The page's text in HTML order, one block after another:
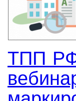
ТПП РФ